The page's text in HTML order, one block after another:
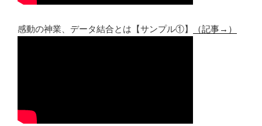
感動の神業、データ結合とは【サンプル①】 （記事→）